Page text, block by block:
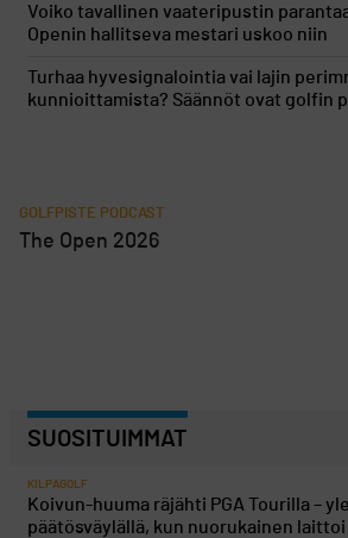
Voiko tavallinen vaateripustin
Openin hallitseva mestari uskoo niin
Turhaa hyvesignalointia vai lajin
kunnioittamista? Säännöt ovat golfin
GOLFPISTE PODCAST
The Open 2026
SUOSITUIMMAT
KILPAGOLF
Koivun-huuma räjähti PGA Tourilla –
päätösväylällä, kun nuorukainen